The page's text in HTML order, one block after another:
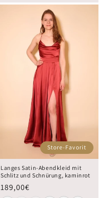
Store-Favorit
Langes Satin-Abendkleid mit
Schlitz und Schnürung, kaminrot
189,00€